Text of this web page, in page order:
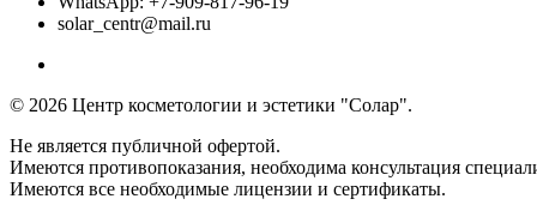
solar_centr@mail.ru
© 2026 Центр косметологии и эстетики "Солар".
Не является публичной офертой.
Имеются противопоказания, необходима консультация
Имеются все необходимые лицензии и сертификаты.